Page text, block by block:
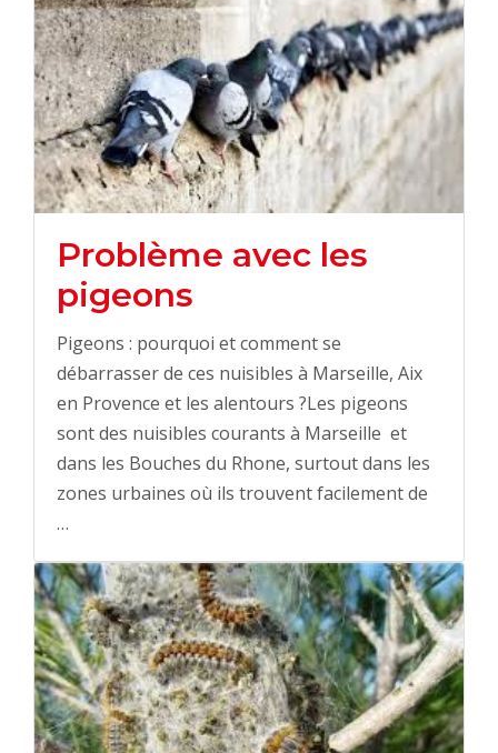
Problème avec les
pigeons
Pigeons : pourquoi et comment se
débarrasser de ces nuisibles à Marseille, Aix
en Provence et les alentours ?Les pigeons
sont des nuisibles courants à Marseille et
dans les Bouches du Rhone, surtout dans les
zones urbaines où ils trouvent facilement de
…